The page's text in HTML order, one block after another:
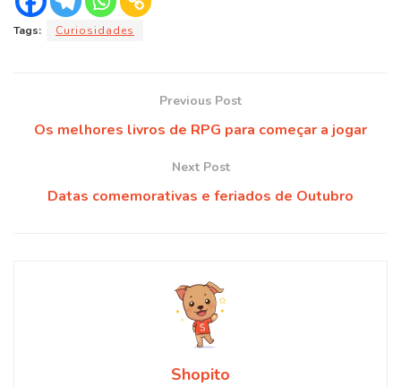
Tags: Curiosidades
Previous Post
Os melhores livros de RPG para começar a jogar
Next Post
Datas comemorativas e feriados de Outubro
Shopito